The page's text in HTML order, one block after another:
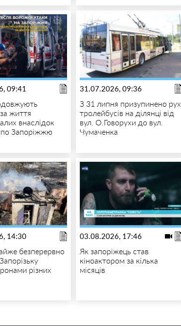
09:41
життя
внаслідок
по Запоріжжю
31.07.2026, 09:36
З 31 липня призупинено рух
тролейбусів на ділянці від
вул. О.Говорухи до вул.
Чумаченка
14:30
безперервно
різних
03.08.2026, 17:46
Як запоріжець став
кіноактором за кілька
місяців